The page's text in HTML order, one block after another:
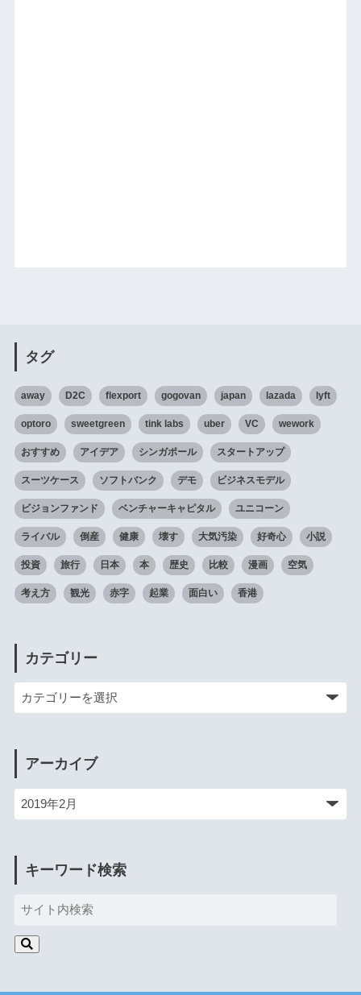
タグ
away D2C flexport gogovan japan lazada lyft
optoro sweetgreen tink labs uber VC wework
おすすめ アイデア シンガポール スタートアップ
スーツケース ソフトバンク デモ ビジネスモデル
ビジョンファンド ベンチャーキャピタル ユニコーン
ライバル 倒産 健康 壊す 大気汚染 好奇心 小説
投資 旅行 日本 本 歴史 比較 漫画 空気
考え方 観光 赤字 起業 面白い 香港
カテゴリー
アーカイブ
キーワード検索